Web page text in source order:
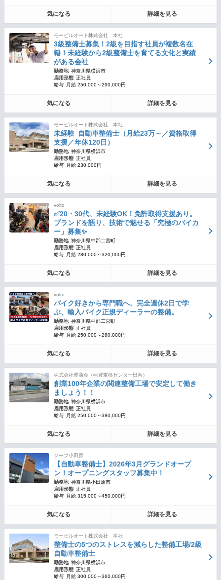
気になる 詳細を見る
モービルオート株式会社 本社
3級整備士募集！2級を目指す社員が複数名在
籍！未経験から2級整備士を育てる文化と実績
がある会社
勤務地 神奈川県横浜市
雇用形態 正社員
給与
月給 250,000～290,000円
気になる 詳細を見る
モービルオート株式会社 本社
未経験 自動車整備士（月給23万～／資格取得
支援／年休120日）
勤務地 神奈川県横浜市
雇用形態 正社員
給与
月給 230,000円
気になる 詳細を見る
volto
✅20・30代、未経験OK！免許取得支援あり。
ブランドを語り、技術で魅せる「究極のバイカ
ー」募集✨
勤務地 神奈川県中郡二宮町
雇用形態 正社員
給与
月給 280,000～320,000円
気になる 詳細を見る
volto
バイク好きから専門職へ。完全週休2日で学
ぶ、輸入バイク正規ディーラーの整備。
勤務地 神奈川県中郡二宮町
雇用形態 正社員
給与
月給 250,000～280,000円
気になる 詳細を見る
株式会社豊商会（㈱豊車検センター出向）
創業100年企業の関連整備工場で安定して働き
ましょう！！
勤務地 神奈川県横浜市
雇用形態 正社員
給与
月給 250,000～380,000円
気になる 詳細を見る
ジープ小田原
【自動車整備士】2026年3月グランドオープ
ン！オープニングスタッフ募集中！
勤務地 神奈川県小田原市
雇用形態 正社員
給与
月給 315,000～450,000円
気になる 詳細を見る
モービルオート株式会社 本社
整備士の5つのストレスを減らした整備工場/2級
自動車整備士
勤務地 神奈川県横浜市
雇用形態 正社員
給与
月給 300,000～360,000円